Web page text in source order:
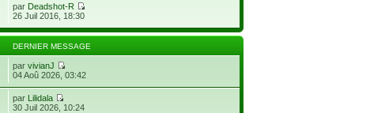
par Deadshot-R
26 Juil 2016, 18:30
DERNIER MESSAGE
parvivianJ
04 Aoû 2026, 03:42
par Lilidala
30 Juil 2026, 10:24